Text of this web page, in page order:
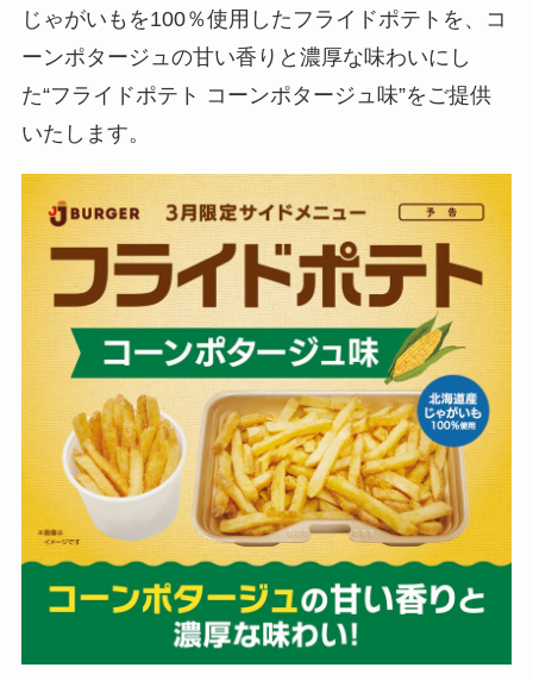
じゃがいもを100％使用したフライドポテトを、コ
ーンポタージュの甘い香りと濃厚な味わいにし
た“フライドポテト コーンポタージュ味”をご提供
いたします。